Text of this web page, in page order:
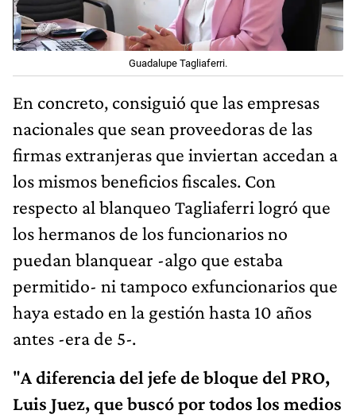
Guadalupe Tagliaferri.
En concreto, consiguió que las empresas
nacionales que sean proveedoras de las
firmas extranjeras que inviertan accedan a
los mismos beneficios fiscales. Con
respecto al blanqueo Tagliaferri logró que
los hermanos de los funcionarios no
puedan blanquear -algo que estaba
permitido- ni tampoco exfuncionarios que
haya estado en la gestión hasta 10 años
antes -era de 5-.
"A diferencia del jefe de bloque del PRO,
Luis Juez, que buscó por todos los medios